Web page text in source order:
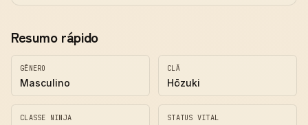
Resumo rápido
GÊNERO
Masculino
CLÃ
Hōzuki
CLASSE NINJA STATUS VITAL